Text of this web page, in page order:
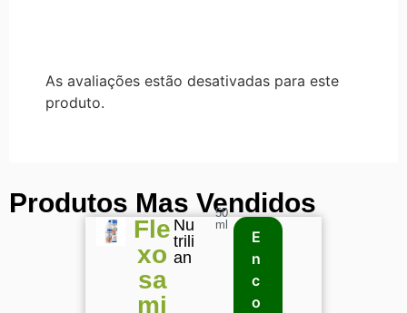
As avaliações estão desativadas para este
produto.
Produtos Mas Vendidos
Fle
xo
sa
mi
Nu
trili
an
50
ml
E
n
c
o